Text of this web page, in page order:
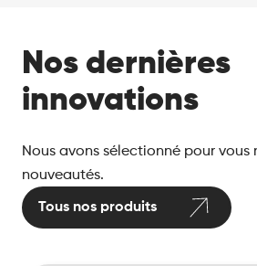
Nos dernières
innovations
Nous avons sélectionné pour vous
nouveautés.
Tous nos produits